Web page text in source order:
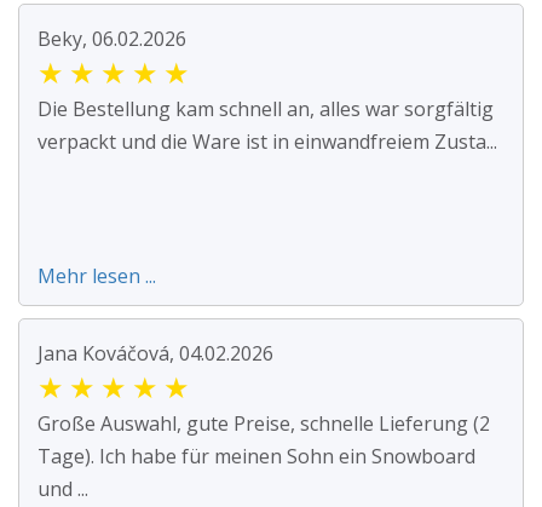
Beky, 06.02.2026
★ ★ ★ ★ ★
Die Bestellung kam schnell an, alles war sorgfältig
verpackt und die Ware ist in einwandfreiem Zusta...
Mehr lesen ...
Jana Kováčová, 04.02.2026
★ ★ ★ ★ ★
Große Auswahl, gute Preise, schnelle Lieferung (2
Tage). Ich habe für meinen Sohn ein Snowboard
und ...